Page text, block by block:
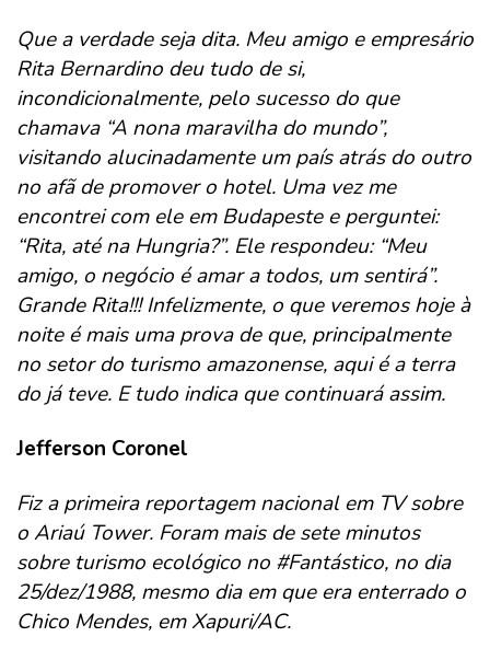
Que a verdade seja dita. Meu amigo e empresário
Rita Bernardino deu tudo de si,
incondicionalmente, pelo sucesso do que
chamava “A nona maravilha do mundo”,
visitando alucinadamente um país atrás do outro
no afã de promover o hotel. Uma vez me
encontrei com ele em Budapeste e perguntei:
“Rita, até na Hungria?”. Ele respondeu: “Meu
amigo, o negócio é amar a todos, um sentirá”.
Grande Rita!!! Infelizmente, o que veremos hoje à
noite é mais uma prova de que, principalmente
no setor do turismo amazonense, aqui é a terra
do já teve. E tudo indica que continuará assim.
Jefferson Coronel
Fiz a primeira reportagem nacional em TV sobre
o Ariaú Tower. Foram mais de sete minutos
sobre turismo ecológico no #Fantástico, no dia
25/dez/1988, mesmo dia em que era enterrado o
Chico Mendes, em Xapuri/AC.